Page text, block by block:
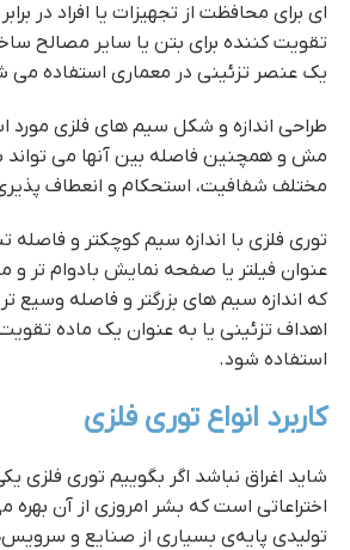
ای برای محافظت از تجهیزات یا افراد در
تقویت کننده برای بتن یا سایر مصالح
یک عنصر تزئینی در معماری استفاده می
طراحی اندازه و شکل سیم های فلزی مورد
مش و همچنین فاصله بین آنها می تواند
مختلف شفافیت، استحکام و انعطاف
توری فلزی با اندازه سیم کوچکتر و فاصله
عنوان فیلتر یا صفحه نمایش بادوام تر و
که اندازه سیم های بزرگتر و فاصله وسیع
اهداف تزئینی یا به عنوان یک ماده
استفاده شود.
کاربرد انواع توری فلزی
شاید اغراق نباشد اگر بگوییم توری فلزی یکی
اختراعاتی است که بشر امروزی از آن
تولیدی پایه‌ی بسیاری از صنایع و